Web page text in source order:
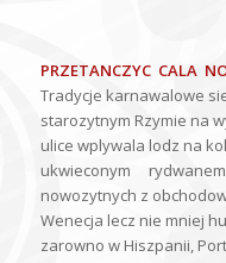
PRZETANCZYC CALA
Tradycje karnawalowe
starozytnym Rzymie na
ulice wplywala lodz na
ukwieconym rydwanem
nowozytnych z
Wenecja lecz nie mniej
zarowno w Hiszpanii,